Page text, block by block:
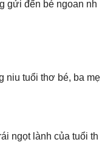
gửi đến bé ngoan nh
niu tuổi thơ bé, ba mẹ
ngọt lành của tuổi th